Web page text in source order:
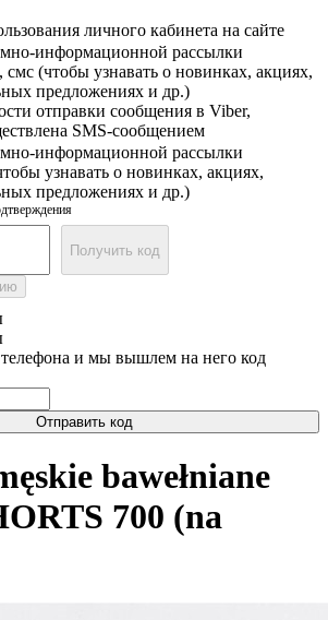
личного кабинета на сайте
информационной рассылки
смс (чтобы узнавать о новинках, акциях,
предложениях и др.)
отправки сообщения в Viber,
SMS-сообщением
информационной рассылки
узнавать о новинках, акциях,
предложениях и др.)
Получить код
и мы вышлем на него код
Отправить код
bawełniane
700 (na